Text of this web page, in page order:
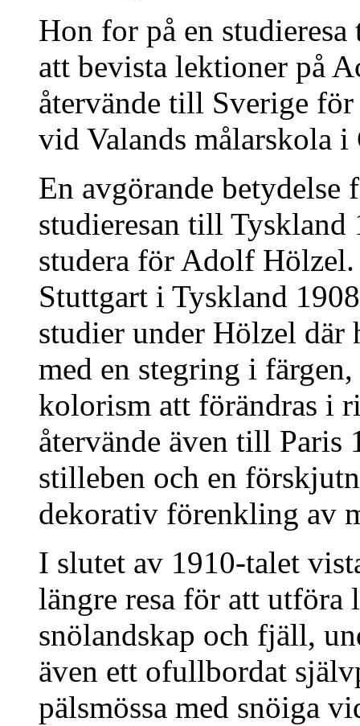
Hon for på en
att bevista lektioner på
återvände till Sverige
vid Valands målarskola i
En avgörande betydelse
studieresan till
studera för Adolf
Stuttgart i Tyskland
studier under Hölzel
med en stegring i
kolorism att förändras i
återvände även till Paris
stilleben och en
dekorativ förenkling av
I slutet av 1910-talet
längre resa för att utföra
snölandskap och fjäll,
även ett ofullbordat
pälsmössa med snöiga